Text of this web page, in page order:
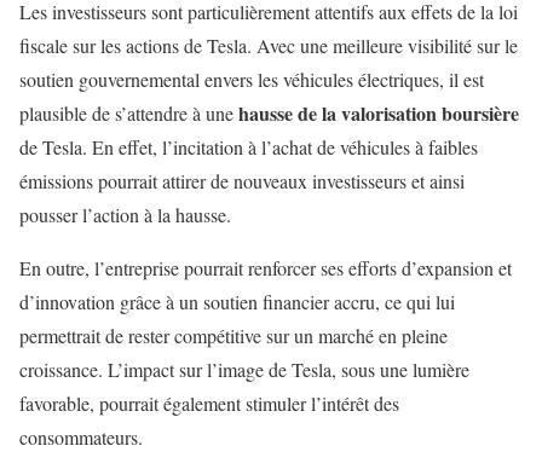
Les investisseurs sont particulièrement attentifs aux effets de la loi
fiscale sur les actions de Tesla. Avec une meilleure visibilité sur le
soutien gouvernemental envers les véhicules électriques, il est
plausible de s’attendre à unehausse de la valorisation boursière
de Tesla. En effet, l’incitation à l’achat de véhicules à faibles
émissions pourrait attirer de nouveaux investisseurs et ainsi
pousser l’action à la hausse.
En outre, l’entreprise pourrait renforcer ses efforts d’expansion et
d’innovation grâce à un soutien financier accru, ce qui lui
permettrait de rester compétitive sur un marché en pleine
croissance. L’impact sur l’image de Tesla, sous une lumière
favorable, pourrait également stimuler l’intérêt des
consommateurs.